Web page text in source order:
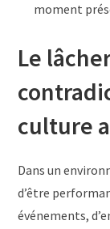
moment
Le
culture
Dans un
d’être
événements,